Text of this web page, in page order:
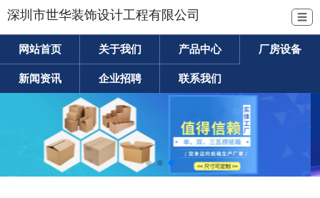
深圳市世华装饰设计工程有限公司 ☰
网站首页 关于我们 产品中心 厂房设备
新闻资讯 企业招聘 联系我们